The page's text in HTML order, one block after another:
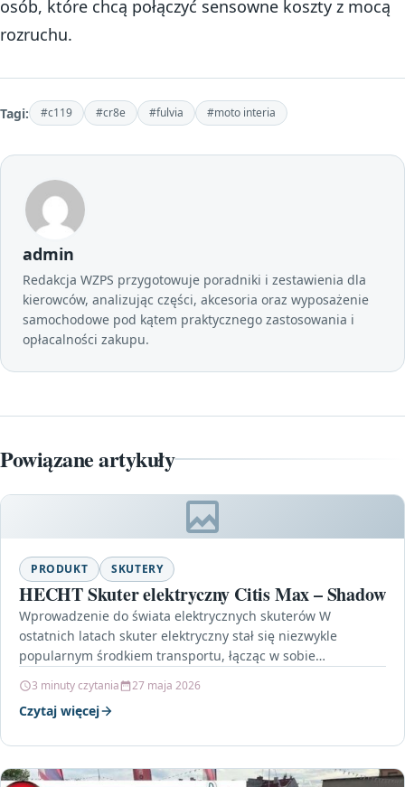
osób, które chcą połączyć sensowne koszty z mocą
rozruchu.
Tagi: #c119 #cr8e #fulvia #moto interia
admin
Redakcja WZPS przygotowuje poradniki i zestawienia dla
kierowców, analizując części, akcesoria oraz wyposażenie
samochodowe pod kątem praktycznego zastosowania i
opłacalności zakupu.
Powiązane artykuły
PRODUKT SKUTERY
HECHT Skuter elektryczny Citis Max – Shadow
Wprowadzenie do świata elektrycznych skuterów W
ostatnich latach skuter elektryczny stał się niezwykle
popularnym środkiem transportu, łącząc w sobie
3 minuty czytania 27 maja 2026
Czytaj więcej